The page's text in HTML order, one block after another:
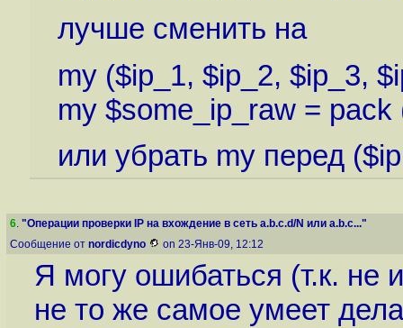
лучше сменить на
my ($ip_1, $ip_2, $ip_3,
my $some_ip_raw =
или убрать my перед
6. "Операции проверки IP на вхождение в сеть a.b.c.d/N или a.b.c..."
Сообщение от nordicdyno on 23-Янв-09, 12:12
Я могу ошибаться (т.к. не
не то же самое умеет